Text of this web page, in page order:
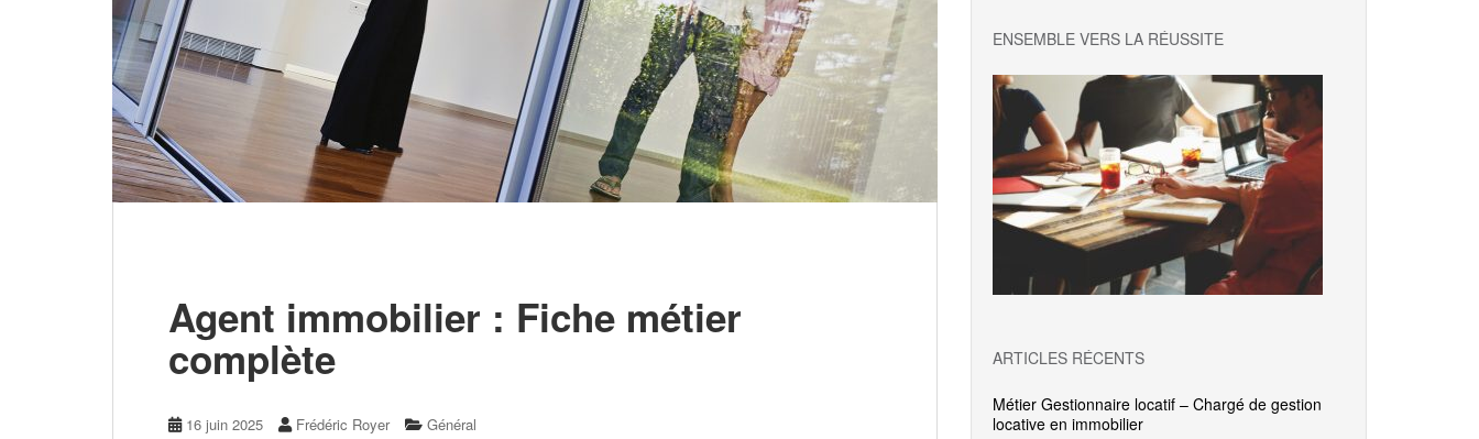
Agent immobilier : Fiche métier
complète
16 juin 2025 Frédéric Royer Général
ENSEMBLE VERS LA RÉUSSITE
ARTICLES RÉCENTS
Métier Gestionnaire locatif – Chargé de gestion
locative en immobilier